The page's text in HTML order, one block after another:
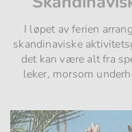
I løpet av ferien
skandinaviske
det kan være alt fra
leker, morsom